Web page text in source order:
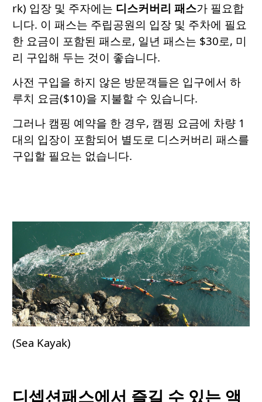
rk) 입장 및 주자에는 디스커버리 패스가 필요합
니다. 이 패스는 주립공원의 입장 및 주차에 필요
한 요금이 포함된 패스로, 일년 패스는 $30로, 미
리 구입해 두는 것이 좋습니다.
사전 구입을 하지 않은 방문객들은 입구에서 하
루치 요금($10)을 지불할 수 있습니다.
그러나 캠핑 예약을 한 경우, 캠핑 요금에 차량 1
대의 입장이 포함되어 별도로 디스커버리 패스를
구입할 필요는 없습니다.
(Sea Kayak)
디셉션패스에서 즐길 수 있는 액